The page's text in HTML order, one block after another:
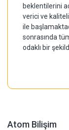
beklentilerini
verici ve
ile
sonrasında
odaklı bir
Atom Bilişim